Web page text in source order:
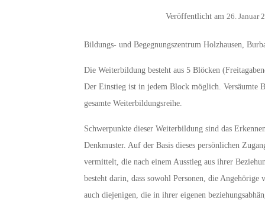
Veröffentlicht am 26. Januar
Bildungs- und Begegnungszentrum Holzhausen,
Die Weiterbildung besteht aus 5 Blöcken
Der Einstieg ist in jedem Block möglich. Versäumte
gesamte Weiterbildungsreihe.
Schwerpunkte dieser Weiterbildung sind das
Denkmuster. Auf der Basis dieses persönlichen
vermittelt, die nach einem Ausstieg aus ihrer
besteht darin, dass sowohl Personen, die
auch diejenigen, die in ihrer eigenen